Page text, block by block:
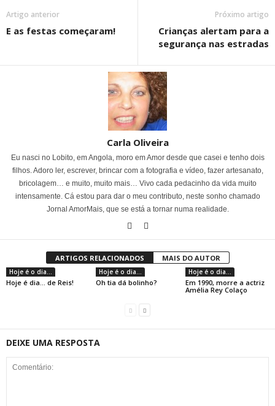
Artigo anterior
E as festas começaram!
Próximo artigo
Crianças alertam para a
segurança nas estradas
Carla Oliveira
Eu nasci no Lobito, em Angola, moro em Amor desde que casei e tenho dois
filhos. Adoro ler, escrever, brincar com a fotografia e vídeo, fazer artesanato,
bricolagem… e muito, muito mais… Vivo cada pedacinho da vida muito
intensamente. Cá estou para dar o meu contributo, neste sonho chamado
Jornal AmorMais, que se está a tornar numa realidade.
ARTIGOS RELACIONADOS MAIS DO AUTOR
Hoje é o dia...
Hoje é dia… de Reis!
Hoje é o dia...
Oh tia dá bolinho?
Hoje é o dia...
Em 1990, morre a actriz
Amélia Rey Colaço
DEIXE UMA RESPOSTA